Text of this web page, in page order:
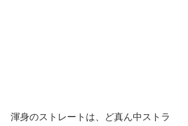
渾身のストレートは、ど真ん中ストラ